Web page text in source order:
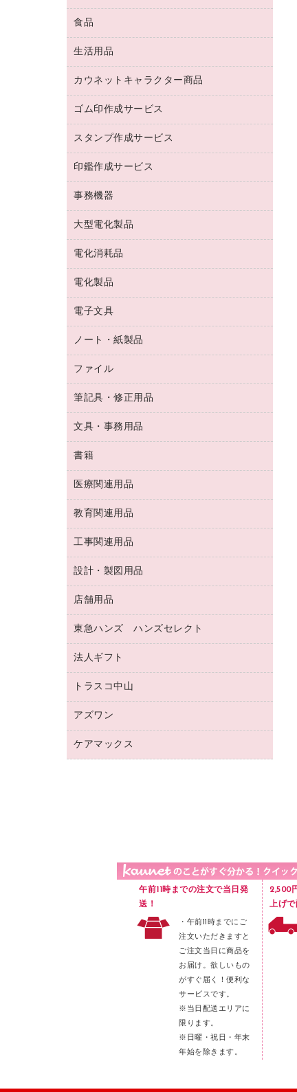
ＨＤＤ／ＳＳＤ
ディスプレイモニター
アウター
防災用備蓄食品・飲料
台車・脚立
倉庫収納用品
作業用雑貨
梱包用品
梱包用テープ
園芸用品
ペット用品
緑茶飲料
茶葉・インスタント
紅茶・バラエティ飲料
レギュラーコーヒー
ミルク・シュガー
ソフトドリンク
コーヒーメーカー・備品
インスタントコーヒー
食品
食品
生活用品
浴室用品
台所用洗剤
掃除用品
掃除用洗剤
洗濯用品
消臭・芳香剤
殺虫剤
飲食用消耗品
ハンドソープ・石鹸
トイレ用品
トイレ用洗剤
ティッシュペーパー
ダストボックス
タオル・アメニティ用品
スリッパ・サンダル・シューズ
スポーツ・レジャー用品
ゴミ袋
キッチン用品
食品添加物製品
カウネットキャラクター商品
カウネットキャラクター商品
ゴム印作成サービス
ゴム印作成サービス
ゴム印（一行印）作成サービス
ゴム印（フリーサイズ印）作成サービス
スタンプ作成サービス
シヤチハタスタンプ作成サービス
カウネットスタンプ作成サービス
印鑑作成サービス
印鑑作成サービス
事務機器
大型シュレッダー（共配）
レーザーポインター
ラミネートフィルム
ラミネータ
タイムレコーダー
シュレッダ
ＯＨＰ用品
大型電化製品
冷蔵庫・キッチン・調理家電
テレビ・ＡＶ機器
電化消耗品
電球・蛍光灯
乾電池・充電池
フィルム・カメラ用品
デスクライト
アルバム
電化製品
掃除機・クリーナー
空調・季節家電
その他電化製品
キッチン・調理家電
ＯＡタップ／延長コード
電子文具
電卓
ラベルテープ
その他電子文具
ノート・紙製品
封筒
伝票
典礼用品
帳簿
額縁
各種用紙
ルーズリーフ
ファイル
名刺整理用品
板目表紙・綴込表紙
背幅が伸びるファイル
統一伝票用ファイル
収納保存用品
レターファイル
リングファイル
プレゼン用ファイル
ファイルボックス
パイプ式ファイル
その他ファイル
クリヤーホルダー
クリヤーブック（差替式）
クリヤーブック（固定式）
２穴リフィル・２穴インデックス
筆記具・修正用品
万年筆
消しゴム
修正液・修正ペン
修正テープ
鉛筆
マーキングペン（油性）
マーキングペン（水性）
ボールペン（油性）
ボールペン（ゲルインク）
シャープペンシル用替芯
文具・事務用品
輪ゴム
両面テープ
名札
保管・整理用品
壁面／足元収納
備品／小物ケース
透明テープ 事務用
電話台
針なしステープラー
紙めくり
裁断機
レターケース
ラベル類
メンディングテープ
メッシュケース／ペンケース
ブックエンド／ブックスタンド
書籍
パソコンソフト
医療関連用品
保健用品
使い捨て手袋
感染症対策用品
介護用品
医療関連用品
品）
教育関連用品
教育関連用品
工事関連用品
工事関連用品
設計・製図用品
設計・製図用品
店舗用品
店舗運営用品
陳列什器
紙手提げ袋
レジ・ポリ袋
ディスプレイ用品
カウンター／お会計用品
東急ハンズ ハンズセレクト
東急ハンズ
法人ギフト
高島屋
高島屋（食品・飲料）
カウネットギフト（食品・飲料）
トラスコ中山
建築・作業用品
アズワン
医療・介護用品（食品・飲料・食添製
品）
ケアマックス
午前11時までの注文で当日発
送！
・午前11時までにご
注文いただきますと
ご注文当日に商品を
お届け。欲しいもの
がすぐ届く！便利な
サービスです。
※当日配送エリアに
限ります。
※日曜・祝日・年末
年始を除きます。
2,500
上げで